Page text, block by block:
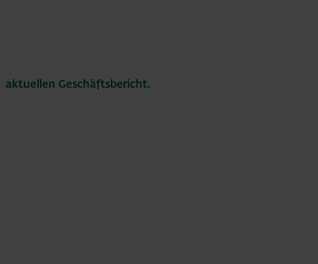
aktuellen Geschäftsbericht.